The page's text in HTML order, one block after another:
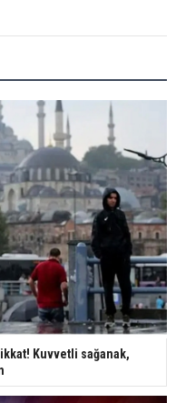
Dervişoğlu cenazede
mi?
Dondurulmuş
keşif
Tuncer estetik operasyon
oldu
Kuvvetli sağanak,